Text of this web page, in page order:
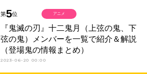
第5位
『鬼滅の刃』十二鬼月（上弦の鬼、下
弦の鬼）メンバーを一覧で紹介＆解説
（登場鬼の情報まとめ）
2023-06-20 00:00
アニメ